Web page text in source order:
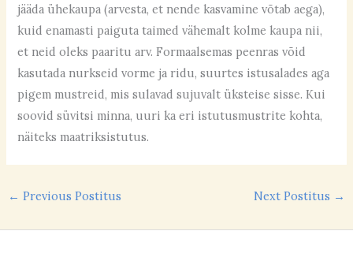
jääda ühekaupa (arvesta, et nende kasvamine võtab aega),
kuid enamasti paiguta taimed vähemalt kolme kaupa nii,
et neid oleks paaritu arv. Formaalsemas peenras võid
kasutada nurkseid vorme ja ridu, suurtes istusalades aga
pigem mustreid, mis sulavad sujuvalt üksteise sisse. Kui
soovid süvitsi minna, uuri ka eri istutusmustrite kohta,
näiteks maatriksistutus.
← Previous Postitus Next Postitus →